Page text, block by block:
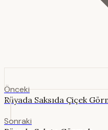
Önceki
Rüyada Saksıda Çiçek
Sonraki